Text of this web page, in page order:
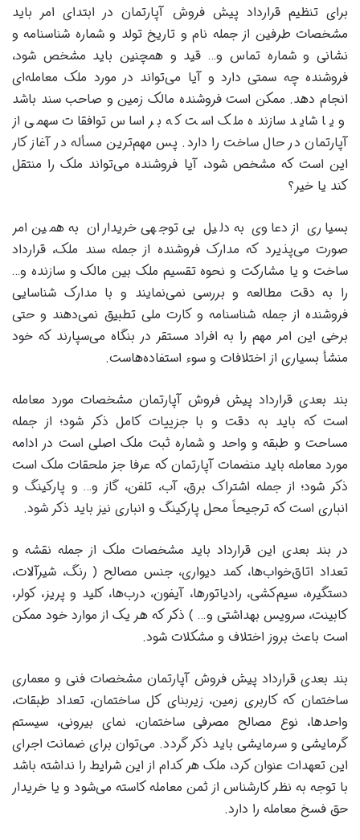
برای تنظیم قرارداد پیش فروش آپارتمان در ابتدای امر باید
مشخصات طرفین از جمله نام و تاریخ تولد و شماره شناسنامه و
نشانی و شماره تماس و… قید و همچنین باید مشخص شود،
فروشنده چه سمتی دارد و آیا می‌تواند در مورد ملک معامله‌ای
انجام دهد. ممکن است فروشنده مالک زمین و صاحب سند باشد
و یا شاید سازنده ملک است که بر اساس توافقات سهمی از
آپارتمان در حال ساخت را دارد. پس مهم‌ترین مسأله در آغاز کار
این است که مشخص شود، آیا فروشنده می‌تواند ملک را منتقل
کند یا خیر؟
بسیاری از دعاوی به دلیل بی توجهی خریداران به همین امر
صورت می‌پذیرد که مدارک فروشنده از جمله سند ملک، قرارداد
ساخت و یا مشارکت و نحوه تقسیم ملک بین مالک و سازنده و…
را به دقت مطالعه و بررسی نمی‌نمایند و با مدارک شناسایی
فروشنده از جمله شناسنامه و کارت ملی تطبیق نمی‌دهند و حتی
برخی این امر مهم را به افراد مستقر در بنگاه می‌سپارند که خود
منشأ بسیاری از اختلافات و سوء استفاده‌هاست.
بند بعدی قرارداد پیش فروش آپارتمان مشخصات مورد معامله
است که باید به دقت و با جزییات کامل ذکر شود؛ از جمله
مساحت و طبقه و واحد و شماره ثبت ملک اصلی است در ادامه
مورد معامله باید منضمات آپارتمان که عرفا جز ملحقات ملک است
ذکر شود؛ از جمله اشتراک برق، آب، تلفن، گاز و… و پارکینگ و
انباری است که ترجیحاً محل پارکینگ و انباری نیز باید ذکر شود.
در بند بعدی این قرارداد باید مشخصات ملک از جمله نقشه و
تعداد اتاق‌خواب‌ها، کمد دیواری، جنس مصالح ( رنگ، شیرآلات،
دستگیره، سیم‌کشی، رادیاتورها، آیفون، درب‌ها، کلید و پریز، کولر،
کابینت، سرویس بهداشتی و… ) ذکر که هر یک از موارد خود ممکن
است باعث بروز اختلاف و مشکلات شود.
بند بعدی قرارداد پیش فروش آپارتمان مشخصات فنی و معماری
ساختمان که کاربری زمین، زیربنای کل ساختمان، تعداد طبقات،
واحدها، نوع مصالح مصرفی ساختمان، نمای بیرونی، سیستم
گرمایشی و سرمایشی باید ذکر گردد. می‌توان برای ضمانت اجرای
این تعهدات عنوان کرد، ملک هر کدام از این شرایط را نداشته باشد
با توجه به نظر کارشناس از ثمن معامله کاسته می‌شود و یا خریدار
حق فسخ معامله را دارد.